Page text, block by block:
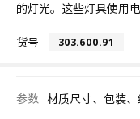
的灯光。这些灯具使用
货号 303.600.91
参数 材质尺寸、包装